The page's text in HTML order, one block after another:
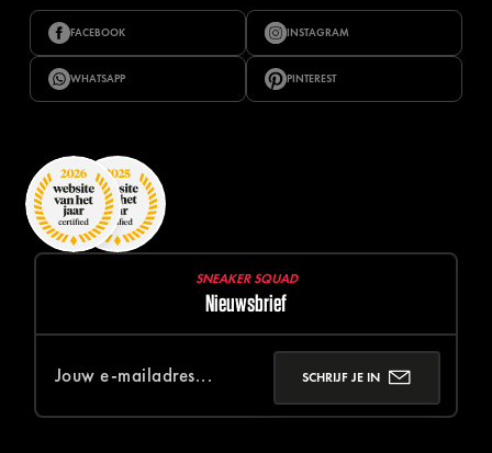
FACEBOOK INSTAGRAM
WHATSAPP PINTEREST
SNEAKER SQUAD
Nieuwsbrief
SCHRIJF JE IN